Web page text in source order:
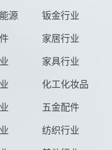
源 钣金行业
家居行业
家具行业
化工化妆品
五金配件
纺织行业